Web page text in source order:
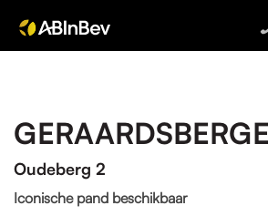
Oudeberg 2
Iconische pand beschikbaar